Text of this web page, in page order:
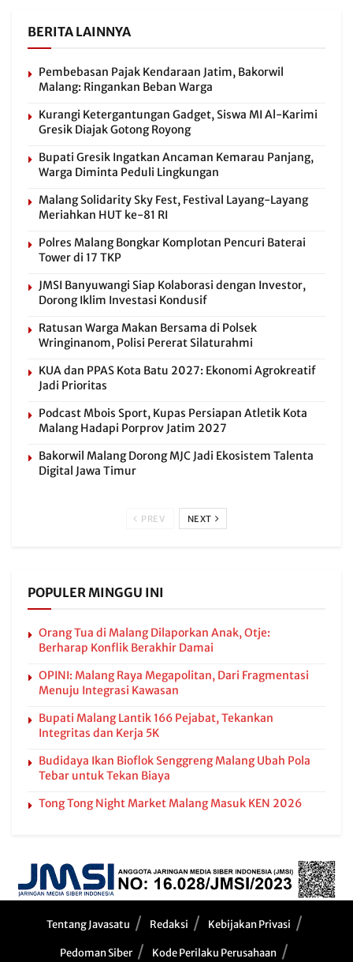
BERITA LAINNYA
Pembebasan Pajak Kendaraan Jatim, Bakorwil
Malang: Ringankan Beban Warga
Kurangi Ketergantungan Gadget, Siswa MI Al-Karimi
Gresik Diajak Gotong Royong
Bupati Gresik Ingatkan Ancaman Kemarau Panjang,
Warga Diminta Peduli Lingkungan
Malang Solidarity Sky Fest, Festival Layang-Layang
Meriahkan HUT ke-81 RI
Polres Malang Bongkar Komplotan Pencuri Baterai
Tower di 17 TKP
JMSI Banyuwangi Siap Kolaborasi dengan Investor,
Dorong Iklim Investasi Kondusif
Ratusan Warga Makan Bersama di Polsek
Wringinanom, Polisi Pererat Silaturahmi
KUA dan PPAS Kota Batu 2027: Ekonomi Agrokreatif
Jadi Prioritas
Podcast Mbois Sport, Kupas Persiapan Atletik Kota
Malang Hadapi Porprov Jatim 2027
Bakorwil Malang Dorong MJC Jadi Ekosistem Talenta
Digital Jawa Timur
PREV NEXT
POPULER MINGGU INI
Orang Tua di Malang Dilaporkan Anak, Otje:
Berharap Konflik Berakhir Damai
OPINI: Malang Raya Megapolitan, Dari Fragmentasi
Menuju Integrasi Kawasan
Bupati Malang Lantik 166 Pejabat, Tekankan
Integritas dan Kerja 5K
Budidaya Ikan Bioflok Senggreng Malang Ubah Pola
Tebar untuk Tekan Biaya
Tong Tong Night Market Malang Masuk KEN 2026
Tentang Javasatu Redaksi Kebijakan Privasi
Pedoman Siber Kode Perilaku Perusahaan